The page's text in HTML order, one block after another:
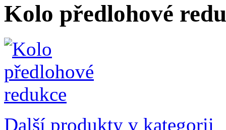
Kolo předlohové
Další produkty v kategorii